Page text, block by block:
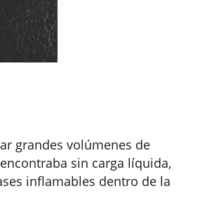
grandes volúmenes de
sin carga líquida,
inflamables dentro de la